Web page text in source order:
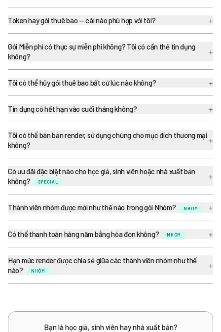
Token hay gói thuê bao — cái nào phù hợp với tôi? +
Gói Miễn phí có thực sự miễn phí không? Tôi có cần thẻ tín dụng
không?
+
Tôi có thể hủy gói thuê bao bất cứ lúc nào không? +
Tín dụng có hết hạn vào cuối tháng không? +
Tôi có thể bán bản render, sử dụng chúng cho mục đích thương mại
không?
+
Có ưu đãi đặc biệt nào cho học giả, sinh viên hoặc nhà xuất bản
không?
SPECIAL +
Thành viên nhóm được mời như thế nào trong gói Nhóm? NHÓM +
Có thể thanh toán hàng năm bằng hóa đơn không? NHÓM +
Hạn mức render được chia sẻ giữa các thành viên nhóm như thế
nào?
NHÓM +
Bạn là học giả, sinh viên hay nhà xuất bản?